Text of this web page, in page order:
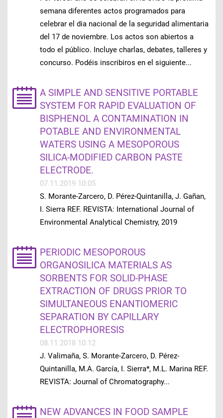
semana diferentes actos programados para
celebrar el dia nacional de la seguridad alimentaria
del 17 de noviembre. Los actos son abiertos a
todo el público. Incluye charlas, debates, talleres y
concurso. Podéis inscribiros en el siguiente...
A SIMPLE AND SENSITIVE PORTABLE
SYSTEM FOR RAPID EVALUATION OF
BISPHENOL A CONTAMINATION IN
POTABLE AND ENVIRONMENTAL
WATERS USING A MESOPOROUS
SILICA-MODIFIED CARBON PASTE
ELECTRODE.
07.11.2019 10:05
S. Morante-Zarcero, D. Pérez-Quintanilla, J. Gañan,
I. Sierra REF. REVISTA: International Journal of
Environmental Analytical Chemistry, 2019
PERIODIC MESOPOROUS
ORGANOSILICA MATERIALS AS
SORBENTS FOR SOLID-PHASE
EXTRACTION OF DRUGS PRIOR TO
SIMULTANEOUS ENANTIOMERIC
SEPARATION BY CAPILLARY
ELECTROPHORESIS
08.11.2018 10:12
J. Valimaña, S. Morante-Zarcero, D. Pérez-
Quintanilla, M.A. García, I. Sierra*, M.L. Marina REF.
REVISTA: Journal of Chromatography...
NEW ADVANCES IN FOOD SAMPLE